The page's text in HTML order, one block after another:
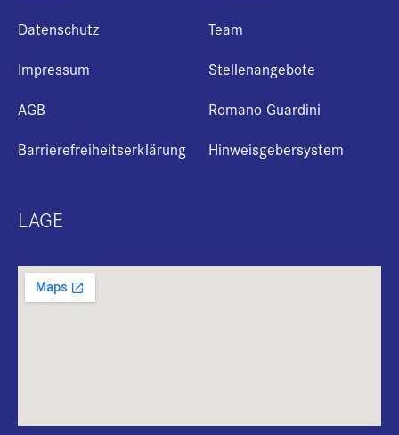
Datenschutz
Impressum
AGB
Barrierefreiheitserklärung
Team
Stellenangebote
Romano Guardini
Hinweisgebersystem
LAGE